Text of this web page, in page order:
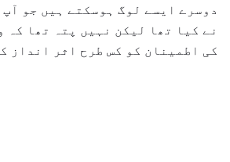
دوسرے ایسے لوگ ہوسکتے ہیں جو
نے کیا تھا لیکن نہیں پتہ تھا کہ
کی اطمینان کو کس طرح اثر انداز